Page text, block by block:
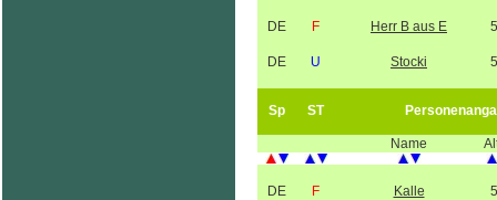
DE F Herr B aus E
DE U Stocki
Sp ST
Name
DE F Kalle